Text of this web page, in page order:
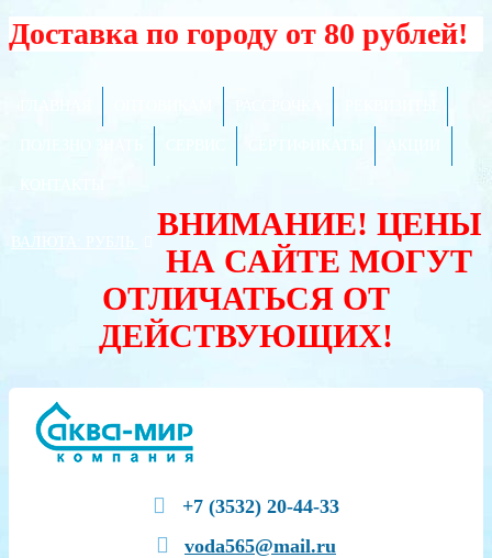
Доставка по городу от 80 рублей!
ВАЛЮТА:
ВНИМАНИЕ! ЦЕНЫ
НА САЙТЕ МОГУТ
ОТЛИЧАТЬСЯ ОТ
ДЕЙСТВУЮЩИХ!
+7 (3532) 20-44-33
voda565@mail.ru